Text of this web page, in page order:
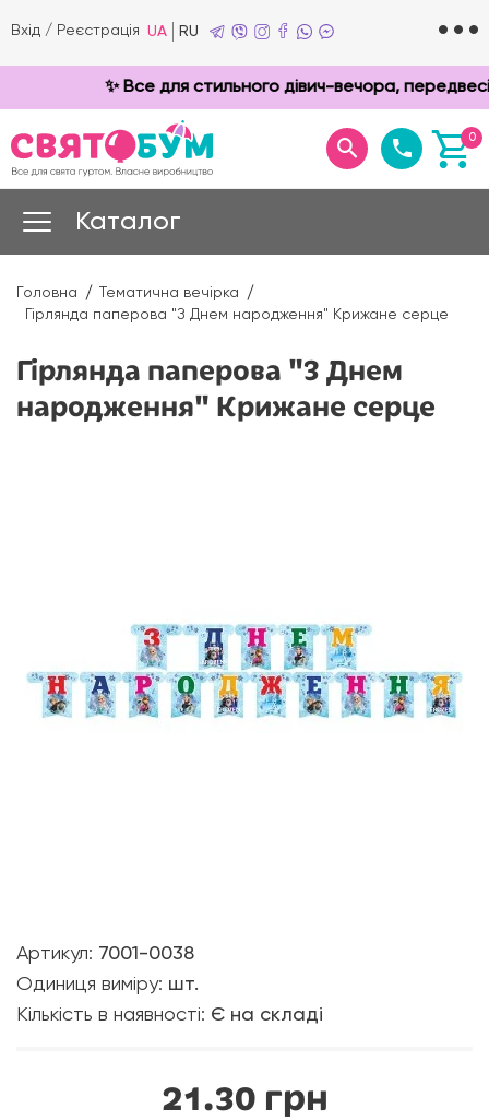
Вхід / Реєстрація UA RU
✨ Все для стильного дівич-вечора,
0
Каталог
Головна
Тематична вечірка
Гірлянда паперова "З Днем народження" Крижане серце
Гірлянда паперова "З Днем
народження" Крижане серце
Артикул: 7001-0038
Одиниця виміру: шт.
Кількість в наявності: Є на складі
21.30 грн